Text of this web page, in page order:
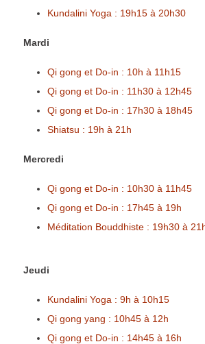
Kundalini Yoga : 19h15 à 20h30
Mardi
Qi gong et Do-in : 10h à 11h15
Qi gong et Do-in : 11h30 à 12h45
Qi gong et Do-in : 17h30 à 18h45
Shiatsu : 19h à 21h
Mercredi
Qi gong et Do-in : 10h30 à 11h45
Qi gong et Do-in : 17h45 à 19h
Méditation Bouddhiste : 19h30 à
Jeudi
Kundalini Yoga : 9h à 10h15
Qi gong yang : 10h45 à 12h
Qi gong et Do-in : 14h45 à 16h